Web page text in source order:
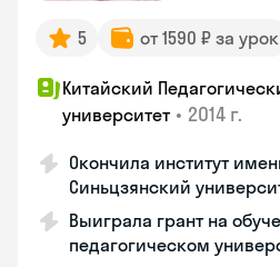
5 от 1590 ₽ за урок
Китайский
университет • 2014 г.
Окончила институт
Синьцзянский
Выиграла грант на
педагогическом